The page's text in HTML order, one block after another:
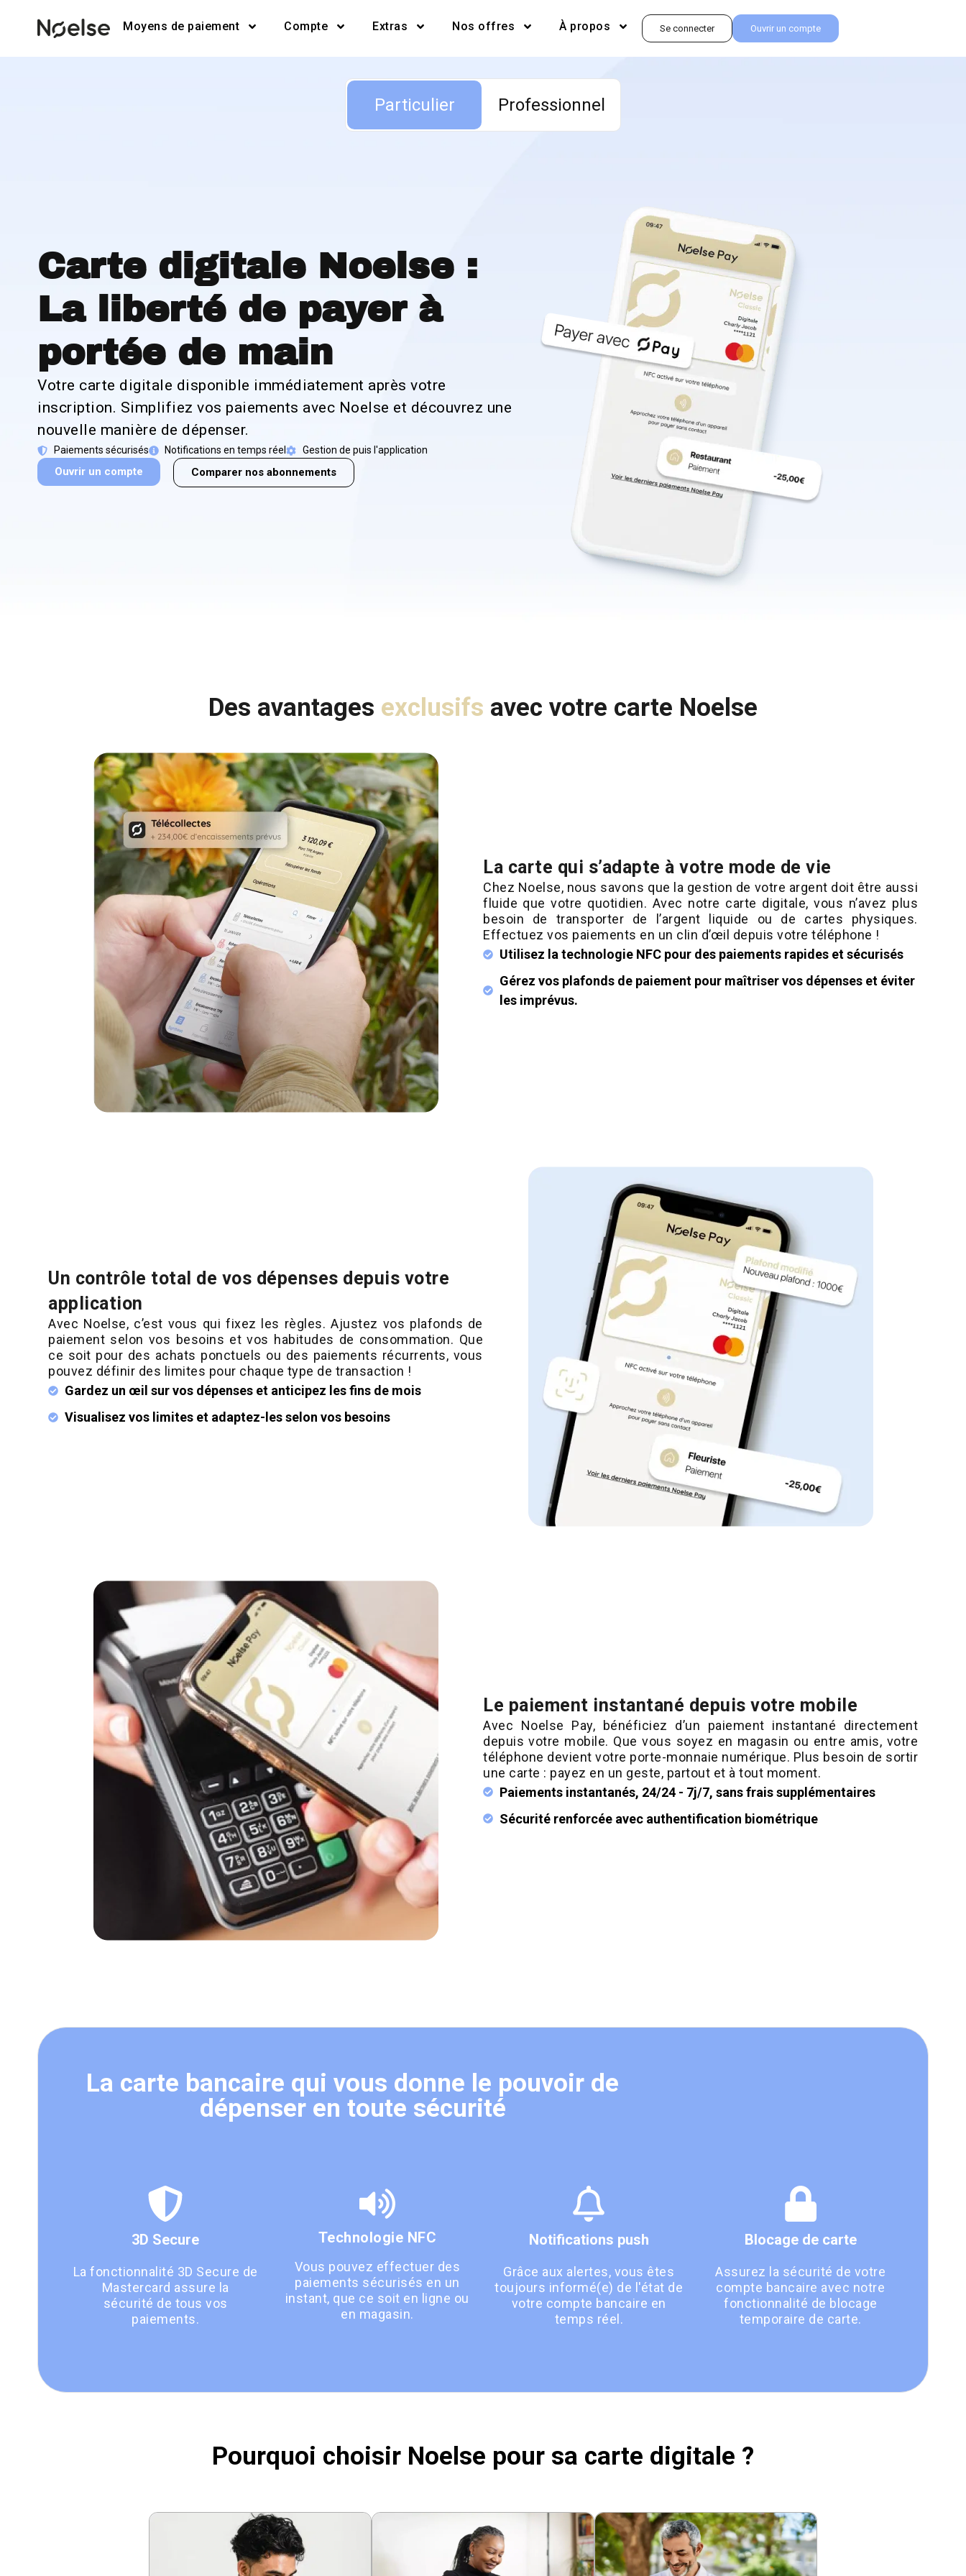
Moyens de paiement Compte Extras Nos offres À propos Se connecter Ouvrir un compte
Particulier Professionnel
Particulier
Carte digitale Noelse :
La liberté de payer à
portée de main
Votre carte digitale disponible immédiatement après votre
inscription. Simplifiez vos paiements avec Noelse et découvrez une
nouvelle manière de dépenser.
Paiements sécurisés Notifications en temps réel Gestion de puis l'application
Ouvrir un compte Comparer nos abonnements
Des avantages exclusifs avec votre carte Noelse
La carte qui s’adapte à votre mode de vie
Chez Noelse, nous savons que la gestion de votre argent doit être aussi
fluide que votre quotidien. Avec notre carte digitale, vous n’avez plus
besoin de transporter de l’argent liquide ou de cartes physiques.
Effectuez vos paiements en un clin d’œil depuis votre téléphone !
Utilisez la technologie NFC pour des paiements rapides et sécurisés
Gérez vos plafonds de paiement pour maîtriser vos dépenses et éviter
les imprévus.
Un contrôle total de vos dépenses depuis votre
application
Avec Noelse, c’est vous qui fixez les règles. Ajustez vos plafonds de
paiement selon vos besoins et vos habitudes de consommation. Que
ce soit pour des achats ponctuels ou des paiements récurrents, vous
pouvez définir des limites pour chaque type de transaction !
Gardez un œil sur vos dépenses et anticipez les fins de mois
Visualisez vos limites et adaptez-les selon vos besoins
Le paiement instantané depuis votre mobile
Avec Noelse Pay, bénéficiez d’un paiement instantané directement
depuis votre mobile. Que vous soyez en magasin ou entre amis, votre
téléphone devient votre porte-monnaie numérique. Plus besoin de sortir
une carte : payez en un geste, partout et à tout moment.
Paiements instantanés, 24/24 - 7j/7, sans frais supplémentaires
Sécurité renforcée avec authentification biométrique
La carte bancaire qui vous donne le pouvoir de
dépenser en toute sécurité
3D Secure
La fonctionnalité 3D Secure de
Mastercard assure la
sécurité de tous vos
paiements.
Technologie NFC
Vous pouvez effectuer des
paiements sécurisés en un
instant, que ce soit en ligne ou
en magasin.
Notifications push
Grâce aux alertes, vous êtes
toujours informé(e) de l'état de
votre compte bancaire en
temps réel.
Blocage de carte
Assurez la sécurité de votre
compte bancaire avec notre
fonctionnalité de blocage
temporaire de carte.
Pourquoi choisir Noelse pour sa carte digitale ?